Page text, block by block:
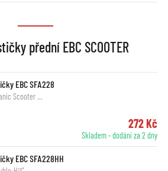
přední EBC SCOOTER
EBC SFA228
Scooter …
272 Kč
Skladem - dodání za 2 dny
EBC SFA228HH